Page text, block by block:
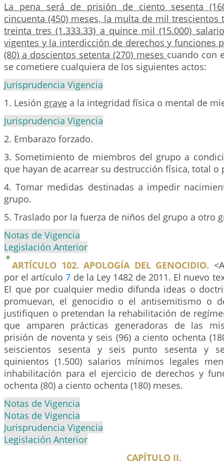
La pena será de prisión de ciento sesenta
cincuenta (450) meses, la multa de mil
treinta tres (1.333.33) a quince mil (15.000)
vigentes y la interdicción de derechos y funciones
(80) a doscientos setenta (270) meses cuando con
se cometiere cualquiera de los siguientes actos:
Jurisprudencia Vigencia
1. Lesión grave a la integridad física o mental de
Jurisprudencia Vigencia
2. Embarazo forzado.
3. Sometimiento de miembros del grupo a
que hayan de acarrear su destrucción física, total o
4. Tomar medidas destinadas a impedir
grupo.
5. Traslado por la fuerza de niños del grupo a otro
Notas de Vigencia
Legislación Anterior
ARTÍCULO 102. APOLOGÍA DEL GENOCIDIO.
por el artículo7 de la Ley 1482 de 2011. El nuevo
El que por cualquier medio difunda ideas o
promuevan, el genocidio o el antisemitismo o
justifiquen o pretendan la rehabilitación de
que amparen prácticas generadoras de las
prisión de noventa y seis (96) a ciento ochenta
seiscientos sesenta y seis punto sesenta y
quinientos (1.500) salarios mínimos legales
inhabilitación para el ejercicio de derechos y
ochenta (80) a ciento ochenta (180) meses.
Notas de Vigencia
Notas de Vigencia
Jurisprudencia Vigencia
Legislación Anterior
CAPÍTULO II.